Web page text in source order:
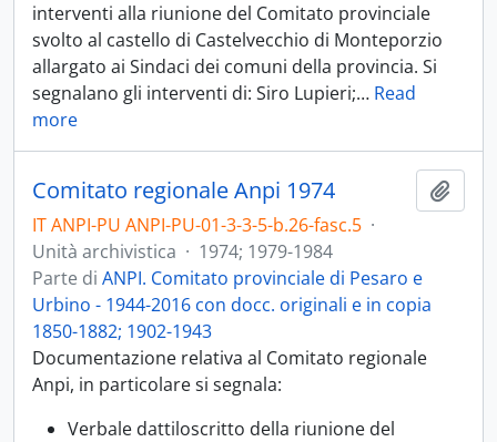
interventi alla riunione del Comitato provinciale
svolto al castello di Castelvecchio di Monteporzio
allargato ai Sindaci dei comuni della provincia. Si
segnalano gli interventi di: Siro Lupieri;… Read
more
Comitato regionale Anpi 1974
IT ANPI-PU ANPI-PU-01-3-3-5-b.26-fasc.5 ·
Unità archivistica · 1974; 1979-1984
Parte di ANPI. Comitato provinciale di Pesaro e
Urbino - 1944-2016 con docc. originali e in copia
1850-1882; 1902-1943
Documentazione relativa al Comitato regionale
Anpi, in particolare si segnala:
Verbale dattiloscritto della riunione del